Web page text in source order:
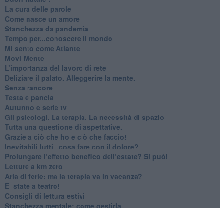
​La cura delle parole
​Come nasce un amore
Stanchezza da pandemia
​Tempo per...conoscere il mondo
​Mi sento come Atlante
​Movi-Mente
​L’importanza del lavoro di rete
​Deliziare il palato. Alleggerire la mente.
​Senza rancore
​Testa e pancia
​Autunno e serie tv
​Gli psicologi. La terapia. La necessità di spazio
​Tutta una questione di aspettative.
​Grazie a ciò che ho e ciò che faccio!
​Inevitabili lutti...cosa fare con il dolore?
Prolungare l’effetto benefico dell’estate? Si può!
​Letture a km zero
​Aria di ferie: ma la terapia va in vacanza?
​E_state a teatro!
​Consigli di lettura estivi
​Stanchezza mentale: come gestirla